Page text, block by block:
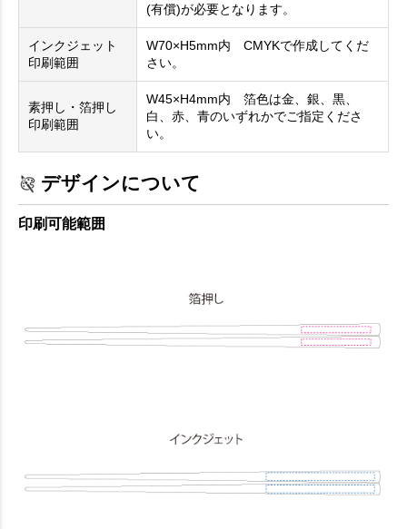
(有償)が必要となります。
インクジェット
印刷範囲
W70×H5mm内 CMYKで作成してくだ
さい。
素押し・箔押し
印刷範囲
W45×H4mm内 箔色は金、銀、黒、
白、赤、青のいずれかでご指定くださ
い。
デザインについて
印刷可能範囲